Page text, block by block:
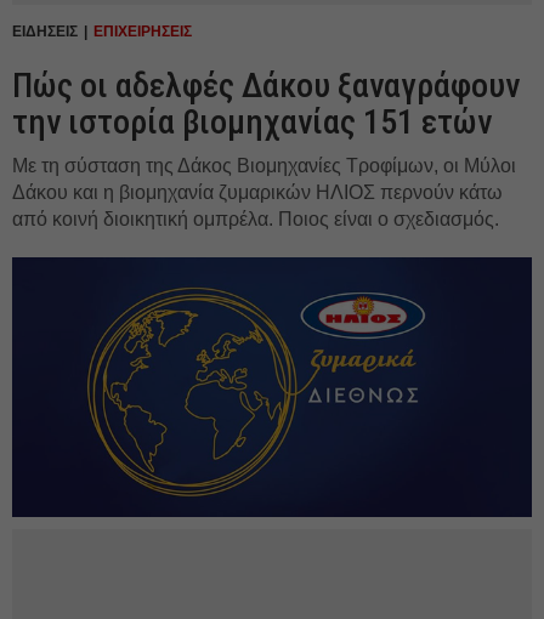
ΕΙΔΗΣΕΙΣ ΕΠΙΧΕΙΡΗΣΕΙΣ
Πώς οι αδελφές Δάκου ξαναγράφουν
την ιστορία βιομηχανίας 151 ετών
Με τη σύσταση της Δάκος Βιομηχανίες Τροφίμων, οι Μύλοι
Δάκου και η βιομηχανία ζυμαρικών ΗΛΙΟΣ περνούν κάτω
από κοινή διοικητική ομπρέλα. Ποιος είναι ο σχεδιασμός.